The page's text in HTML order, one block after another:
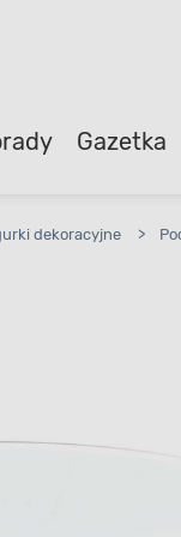
Gazetka
dekoracyjne >